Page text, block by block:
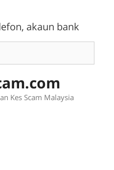
akaun bank
Kes Scam Malaysia